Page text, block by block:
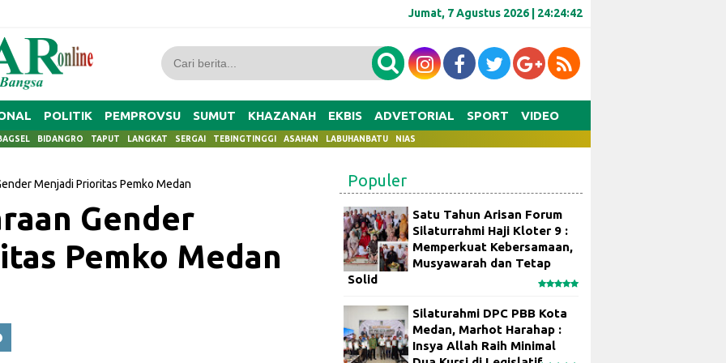
Jumat, 7 Agustus 2026 | 24:24:43
POLITIK PEMPROVSU SUMUT KHAZANAH EKBIS ADVETORIAL SPORT VIDEO
BIDANGRO TAPUT LANGKAT SERGAI TEBINGTINGGI ASAHAN LABUHANBATU NIAS
Menjadi Prioritas Pemko Medan
Gender
Pemko Medan
Populer
Satu Tahun Arisan Forum
Silaturrahmi Haji Kloter 9 :
Memperkuat Kebersamaan,
Musyawarah dan Tetap
Solid
Silaturahmi DPC PBB Kota
Medan, Marhot Harahap :
Insya Allah Raih Minimal